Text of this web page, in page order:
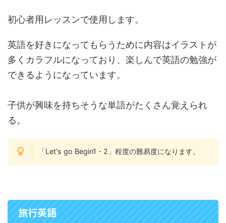
初心者用レッスンで使用します。
英語を好きになってもらうために内容はイラストが
多くカラフルになっており、楽しんで英語の勉強が
できるようになっています。
子供が興味を持ちそうな単語がたくさん覚えられ
る。
「Let's go Begin1・2」程度の難易度になります。
旅行英語